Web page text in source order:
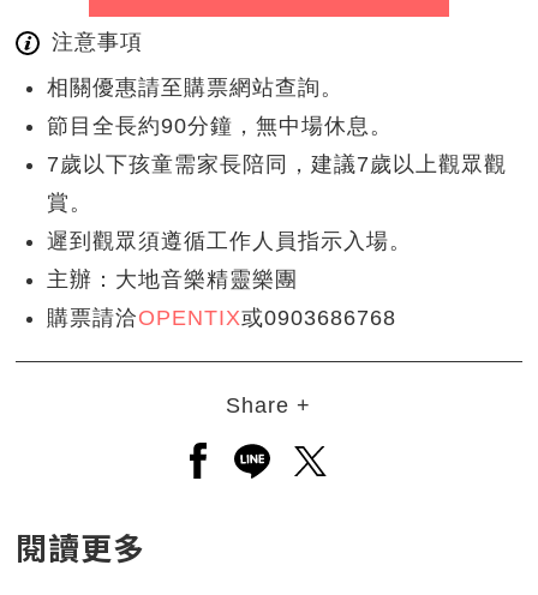
注意事項
相關優惠請至購票網站查詢。
節目全長約90分鐘，無中場休息。
7歲以下孩童需家長陪同，建議7歲以上觀眾觀
賞。
遲到觀眾須遵循工作人員指示入場。
主辦：大地音樂精靈樂團
購票請洽OPENTIX或0903686768
Share +
另開新視窗分享至facebook
另開新視窗分享至line
另開新視窗分享至
閱讀更多